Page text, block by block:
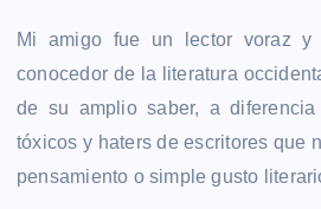
Mi amigo fue un lector voraz y
conocedor de la literatura
de su amplio saber, a
tóxicos y haters de escritores que
pensamiento o simple gusto